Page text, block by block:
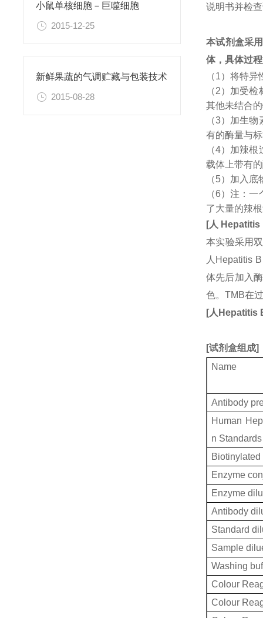
小鼠单核细胞－巨噬细胞
2015-12-25
新鲜果蔬的气调贮藏与包装技术
2015-08-28
说明书并检
本试剂盒采
体，具体过
（1）将特
（2）加受
其他未结合
（3）加生
有的酶量与
（4）加辣
载体上带有
（5）加入
（6）注：
了大量的辣
[人
本实验采用
人Hepatitis
体先后加入
色。TMB在
[人 Hepatitis
[试剂盒组成]
Name
Antibody
Human
n Standards
Enzyme
Enzyme
Antibody
Standard
Sample
Washing
Colour
Colour